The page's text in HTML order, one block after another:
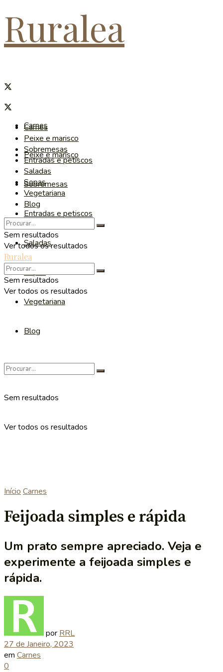
Ruralea
Carnes
Peixe e marisco
Sobremesas
Entradas e petiscos
Saladas
Sopas
Vegetariana
Blog
Sem resultados
Ver todos os resultados
Carnes
Peixe e marisco
Sobremesas
Entradas e petiscos
Saladas
Sopas
Vegetariana
Blog
Sem resultados
Ver todos os resultados
Ruralea
Sem resultados
Ver todos os resultados
Início Carnes
Feijoada simples e rápida
Um prato sempre apreciado. Veja e
experimente a feijoada simples e
rápida.
por RRL
27 de Janeiro, 2023
em Carnes
0